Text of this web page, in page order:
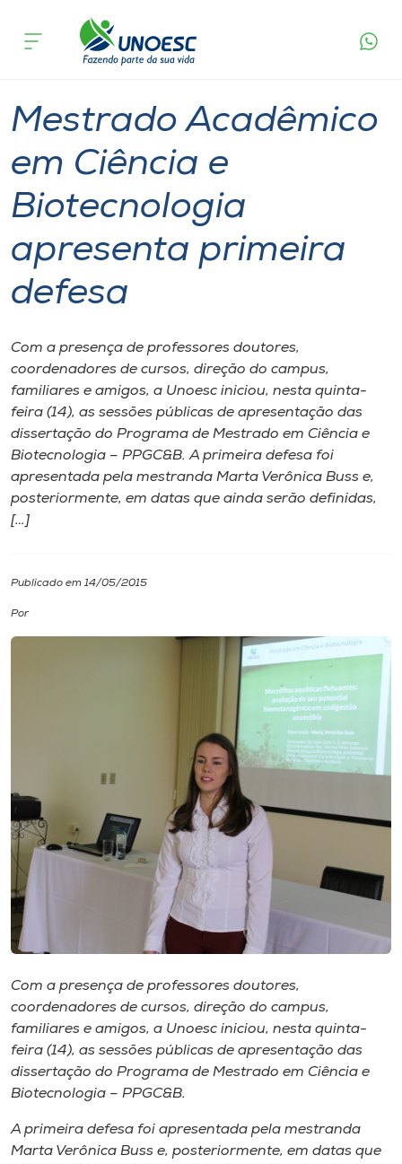
Cursos
Atendimento ao Estudante
Portal de Ensino
Internacionalização
I.nova
Diplomados
Museu
Unoesc
Store
o idioma
A+
A-
acontece
Mestrado Acadêmico
em Ciência e
Biotecnologia
apresenta primeira
defesa
Com a presença de professores doutores,
coordenadores de cursos, direção do campus,
familiares e amigos, a Unoesc iniciou, nesta quinta-
feira (14), as sessões públicas de apresentação das
dissertação do Programa de Mestrado em Ciência e
Biotecnologia – PPGC&B. A primeira defesa foi
apresentada pela mestranda Marta Verônica Buss e,
posteriormente, em datas que ainda serão definidas,
[…]
Publicado em 14/05/2015
Por
Com a presença de professores doutores,
coordenadores de cursos, direção do campus,
familiares e amigos, a Unoesc iniciou, nesta quinta-
feira (14), as sessões públicas de apresentação das
dissertação do Programa de Mestrado em Ciência e
Biotecnologia – PPGC&B.
A primeira defesa foi apresentada pela mestranda
Marta Verônica Buss e, posteriormente, em datas que